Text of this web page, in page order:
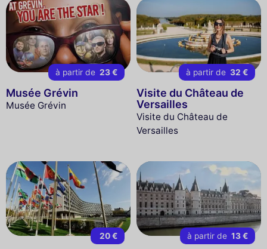
à partir de 23 €
Musée Grévin
Musée Grévin
à partir de 32 €
Visite du Château de
Versailles
Visite du Château de
Versailles
20 € à partir de 13 €